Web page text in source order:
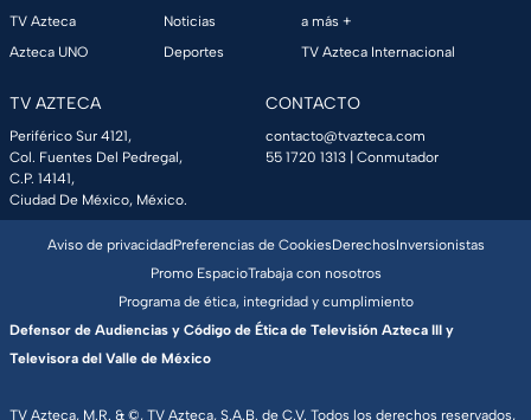
TV Azteca
Azteca UNO
Noticias
Deportes
a más +
TV Azteca Internacional
TV AZTECA
Periférico Sur 4121,
Col. Fuentes Del Pedregal,
C.P. 14141,
Ciudad De México, México.
CONTACTO
contacto@tvazteca.com
55 1720 1313 | Conmutador
TV Azteca, M.R. & ©, TV Azteca, S.A.B. de C.V. Todos los derechos reservados,
Aviso de privacidadPreferencias de CookiesDerechosInversionistas
Promo EspacioTrabaja con nosotros
Programa de ética, integridad y cumplimiento
Defensor de Audiencias y Código de Ética de Televisión Azteca III y
Televisora del Valle de México